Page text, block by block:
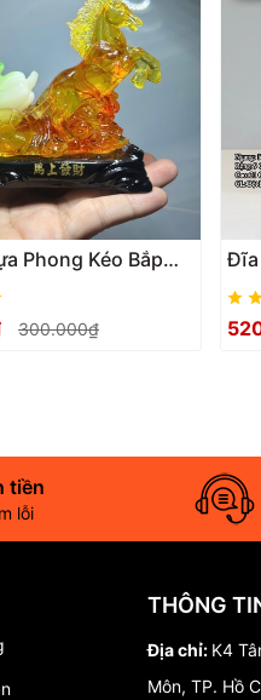
phong thủy, quà tặng
Phong Kéo Bắp
Cho Người Tuổi
Bàn
300.000₫
Đĩa
tiền
lỗi
THÔNG
Địa chỉ: K4
Môn, TP. Hồ